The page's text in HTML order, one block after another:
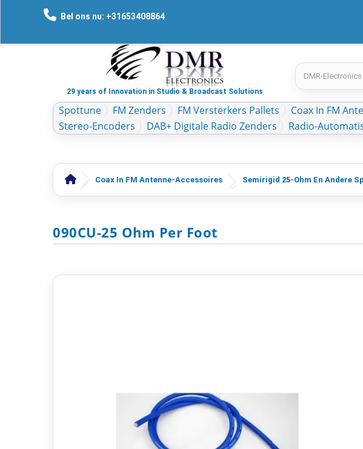
Bel ons nu: +31653408864
29 years of Innovation in Studio & Broadcast Solutions
Spottune FM Zenders FM Versterkers Pallets Coax In FM
Stereo-Encoders
DAB+ Digitale Radio Zenders Radio-
Coax In FM Antenne-Accessoires Semirigid 25-Ohm En Andere
090CU-25 Ohm Per Foot